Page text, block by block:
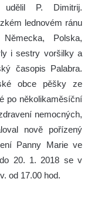
udělil P. Dimitrij.
lednovém ránu
Polska,
i sestry voršilky a
časopis Palabra.
obce pěšky ze
po několikaměsíční
nemocných,
nově pořízený
Panny Marie ve
20. 1. 2018 se v
od 17.00 hod.